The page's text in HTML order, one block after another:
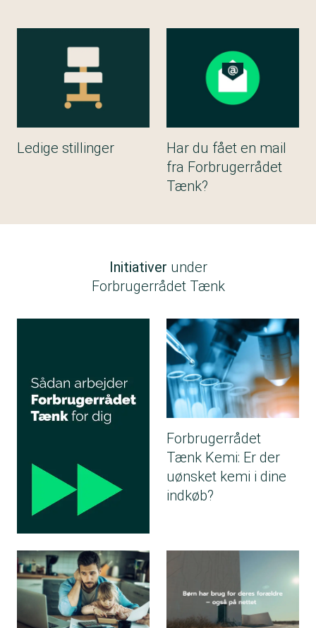
Ledige stillinger
Har du fået en mail
fra Forbrugerrådet
Tænk?
Initiativer under
Forbrugerrådet Tænk
Forbrugerrådet
Tænk Kemi: Er der
uønsket kemi i dine
indkøb?